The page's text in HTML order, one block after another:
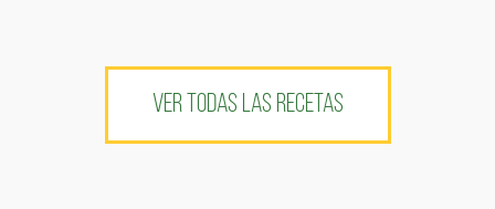
VER TODAS LAS RECETAS